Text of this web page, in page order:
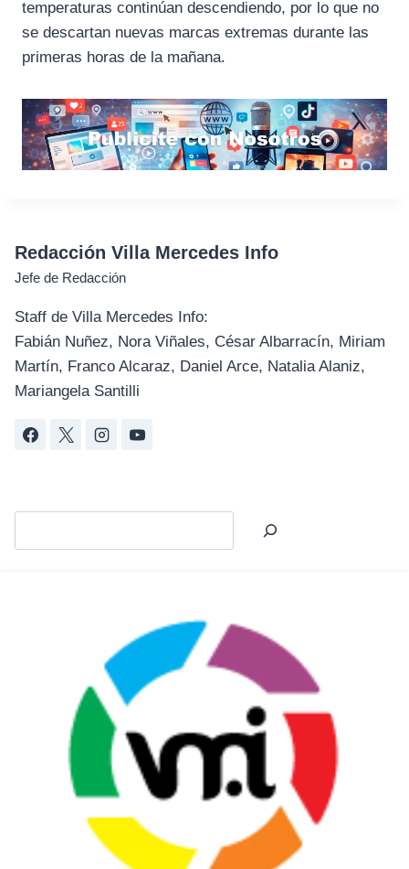
temperaturas continúan descendiendo, por lo que no
se descartan nuevas marcas extremas durante las
primeras horas de la mañana.
Redacción Villa Mercedes Info
Jefe de Redacción
Staff de Villa Mercedes Info:
Fabián Nuñez, Nora Viñales, César Albarracín, Miriam
Martín, Franco Alcaraz, Daniel Arce, Natalia Alaniz,
Mariangela Santilli